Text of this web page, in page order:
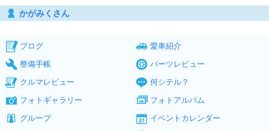
かがみくさん
ブログ
愛車紹介
整備手帳
パーツレビュー
クルマレビュー
何シテル？
フォトギャラリー
フォトアルバム
グループ
イベントカレンダー